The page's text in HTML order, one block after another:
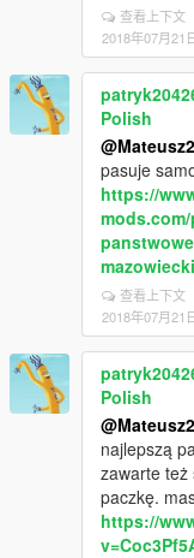
查看上下文
2018年07月21
Polish
pasuje
https://
查看上下文
2018年07月21
Polish
najlepszą
zawarte też
paczkę.
https://